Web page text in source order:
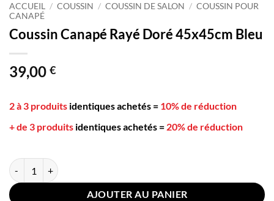
ACCUEIL / COUSSIN / COUSSIN DE SALON / COUSSIN POUR
CANAPÉ
Coussin Canapé Rayé Doré 45x45cm Bleu
39,00 €
2 à 3 produits identiques achetés = 10% de réduction
+ de 3 produits identiques achetés = 20% de réduction
quantité de Coussin Canapé Rayé Doré 45x45cm Bleu
AJOUTER AU PANIER